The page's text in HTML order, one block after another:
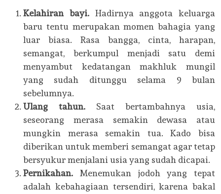
Kelahiran bayi. Hadirnya anggota keluarga
baru tentu merupakan momen bahagia yang
luar biasa. Rasa bangga, cinta, harapan,
semangat, berkumpul menjadi satu demi
menyambut kedatangan makhluk mungil
yang sudah ditunggu selama 9 bulan
sebelumnya.
Ulang tahun. Saat bertambahnya usia,
seseorang merasa semakin dewasa atau
mungkin merasa semakin tua. Kado bisa
diberikan untuk memberi semangat agar tetap
bersyukur menjalani usia yang sudah dicapai.
Pernikahan. Menemukan jodoh yang tepat
adalah kebahagiaan tersendiri, karena bakal